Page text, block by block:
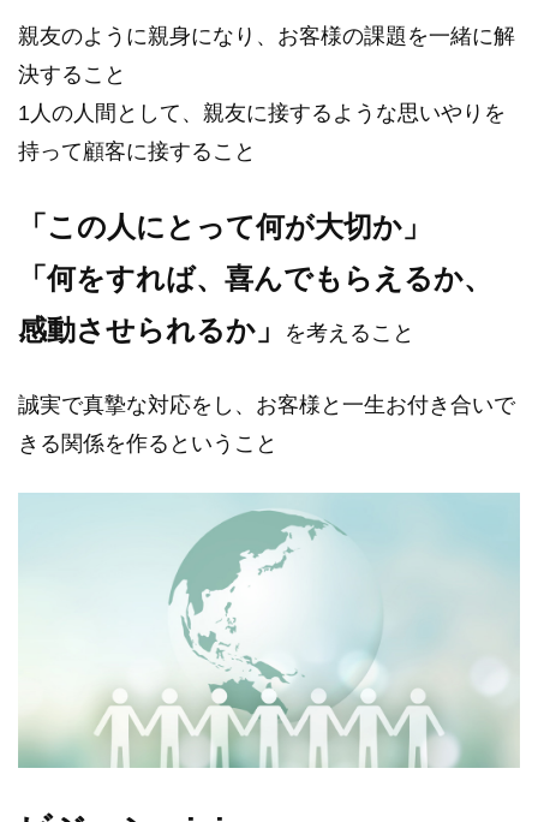
親友のように親身になり、お客様の課題を一緒に解
決すること
1人の人間として、親友に接するような思いやりを
持って顧客に接すること
「この人にとって何が大切か」
「何をすれば、喜んでもらえるか、
感動させられるか」
を考えること
誠実で真摯な対応をし、お客様と一生お付き合いで
きる関係を作るということ